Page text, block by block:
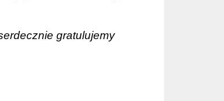
gratulujemy